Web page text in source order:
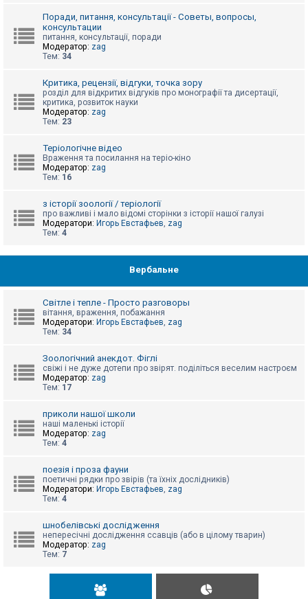
м
о
г
Поради, питання, консультації - Советы, вопросы,
консультации
питання, консультації, поради
Модератор: zag
Тем: 34
Критика, рецензії, відгуки, точка зору
розділ для відкритих відгуків про монографії та дисертації,
критика, розвиток науки
Модератор: zag
Тем: 23
Теріологічне відео
Враження та посилання на теріо-кіно
Модератор: zag
Тем: 16
з історії зоології / теріології
про важливі і мало відомі сторінки з історії нашої галузі
Модератори: Игорь Евстафьев, zag
Тем: 4
Вербальне
Світле і тепле - Просто разговоры
вітання, враження, побажання
Модератори: Игорь Евстафьев, zag
Тем: 34
Зоологічний анекдот. Фіглі
свіжі і не дуже дотепи про звірят. поділіться веселим настроєм
Модератор: zag
Тем: 17
приколи нашої школи
наші маленькі історії
Модератор: zag
Тем: 4
поезія і проза фауни
поетичні рядки про звірів (та їхніх дослідників)
Модератори: Игорь Евстафьев, zag
Тем: 4
шнобелівські дослідження
непересічні дослідження ссавців (або в цілому тварин)
Модератор: zag
Тем: 7